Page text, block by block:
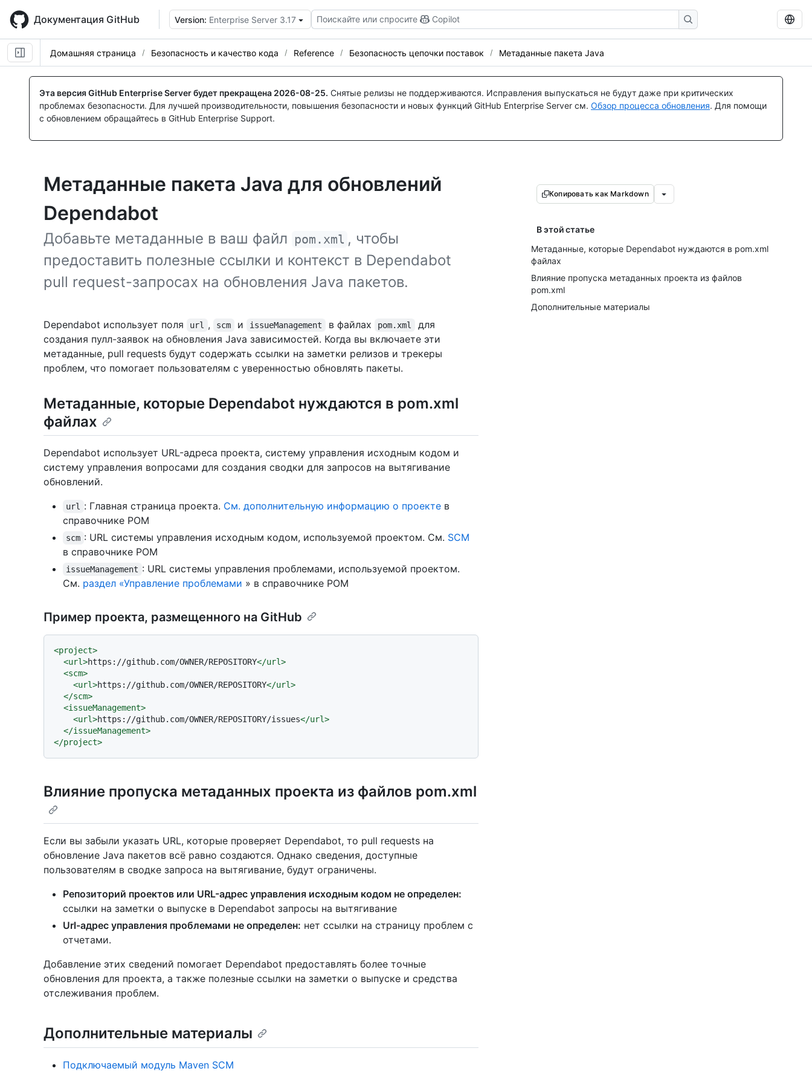
main
content
Документация GitHub Version: Enterprise Server 3.17 Поискайте или спросите Copilot
Домашняя страница Безопасность и качество кода Reference Безопасность цепочки поставок Метаданные пакета Java
Эта версия GitHub Enterprise Server будет прекращена 2026-08-25. Снятые релизы не поддерживаются. Исправления выпускаться не будут даже при критических
проблемах безопасности. Для лучшей производительности, повышения безопасности и новых функций GitHub Enterprise Server см. Обзор процесса обновления. Для помощи
с обновлением обращайтесь в GitHub Enterprise Support.
Метаданные пакета Java для обновлений
Dependabot
Добавьте метаданные в ваш файл pom.xml , чтобы
предоставить полезные ссылки и контекст в Dependabot
pull request-запросах на обновления Java пакетов.
Копировать как Markdown
В этой статье
Метаданные, которые Dependabot нуждаются в pom.xml
файлах
Влияние пропуска метаданных проекта из файлов
pom.xml
Дополнительные материалы
Dependabot использует поля url , scm и issueManagement в файлах pom.xml
для
создания пулл-заявок на обновления Java зависимостей. Когда вы включаете эти
метаданные, pull requests будут содержать ссылки на заметки релизов и трекеры
проблем, что помогает пользователям с уверенностью обновлять пакеты.
Метаданные, которые Dependabot нуждаются в pom.xml
файлах
Dependabot использует URL-адреса проекта, систему управления исходным кодом и
систему управления вопросами для создания сводки для запросов на вытягивание
обновлений.
url : Главная страница проекта. См. дополнительную информацию о проектев
справочнике POM
scm : URL системы управления исходным кодом, используемой проектом. См. SCM
в справочнике POM
issueManagement : URL системы управления проблемами, используемой проектом.
См. раздел «Управление проблемами » в справочнике POM
Пример проекта, размещенного на GitHub
<project>
<url>https://github.com/OWNER/REPOSITORY</url>
<scm>
<url>https://github.com/OWNER/REPOSITORY</url>
</scm>
<issueManagement>
<url>https://github.com/OWNER/REPOSITORY/issues</url>
</issueManagement>
</project>
Влияние пропуска метаданных проекта из файлов pom.xml
Если вы забыли указать URL, которые проверяет Dependabot, то pull requests на
обновление Java пакетов всё равно создаются. Однако сведения, доступные
пользователям в сводке запроса на вытягивание, будут ограничены.
Репозиторий проектов или URL-адрес управления исходным кодом не определен:
ссылки на заметки о выпуске в Dependabot запросы на вытягивание
Url-адрес управления проблемами не определен: нет ссылки на страницу проблем с
отчетами.
Добавление этих сведений помогает Dependabot предоставлять более точные
обновления для проекта, а также полезные ссылки на заметки о выпуске и средства
отслеживания проблем.
Дополнительные материалы
Подключаемый модуль Maven SCM